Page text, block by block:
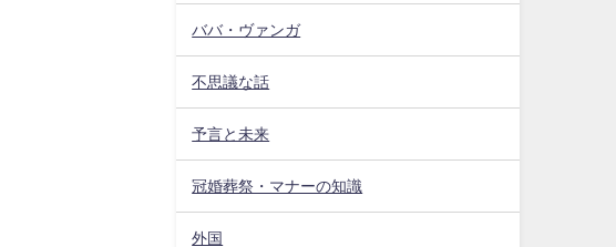
ババ・ヴァンガ
不思議な話
予言と未来
冠婚葬祭・マナーの知識
外国